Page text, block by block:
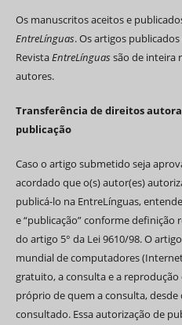
Os manuscritos aceitos e
EntreLínguas. Os artigos
RevistaEntreLínguas são de inteira
autores.
Transferência de direitos
publicação
Caso o artigo submetido seja
acordado que o(s) autor(es)
publicá-lo na EntreLínguas,
e “publicação” conforme definição
do artigo 5° da Lei 9610/98. O
mundial de computadores
gratuito, a consulta e a
próprio de quem a consulta,
consultado. Essa autorização de